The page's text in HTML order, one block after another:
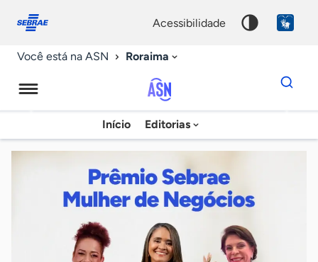
conosco
acessibilidade
Você está na ASN Roraima
Agência
Sebrae
de
Notícias
Início Editorias
Dados
para
chave